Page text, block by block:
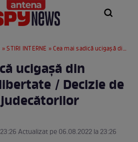
»STIRI INTERNE » Cea mai sadică ucigașă din România, în libertate / Decizie de ultimă oră a judecătorilor
ucigașă din
/ Decizie de
Actualizat pe 06.08.2022 la 23:26